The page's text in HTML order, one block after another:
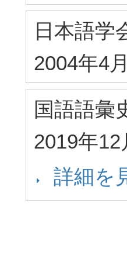
日本語学
2004年4
国語語彙
2019年12
詳細を